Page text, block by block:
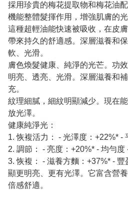
採用珍貴的梅花提取物和梅花油
機能整體髮揮作用，增強肌膚的光
這種超輕油能快速被吸收，在皮
帶來持久的舒適感。深層滋養和
軟、光滑。
膚色煥髮健康、純淨的光芒。功
明亮、透亮、光滑。深層滋養和
充。
紋理細膩，細紋明顯減少。現在
放光澤。
健康純淨光：
1. 恢複活力： - 光澤度：+22%* -
2. 調節： - 亮度：+20%* - 均勻度
3. 恢複： - 滋養方麵：+37%* -
顯更明亮、更有光澤。它富含營
倍感舒適。